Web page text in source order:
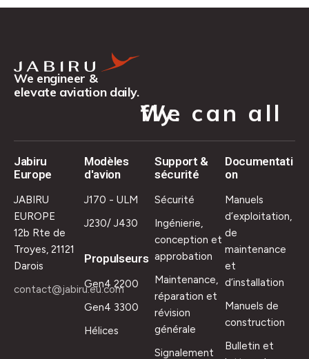
We engineer &
elevate aviation daily.
We can all fly.
Jabiru
Europe
JABIRU
EUROPE
12b Rte de
Troyes, 21121
Darois
contact@jabiru.eu.com
Modèles
d'avion
J170 - ULM
J230/ J430
Propulseurs
Gen4 2200
Gen4 3300
Hélices
Support &
sécurité
Sécurité
Ingénierie,
conception et
approbation
Maintenance,
réparation et
révision
générale
Signalement
Documentati
on
Manuels
d’exploitation,
de
maintenance
et
d’installation
Manuels de
construction
Bulletin et